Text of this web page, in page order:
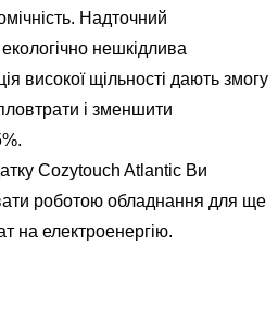
Надточний
нешкідлива
високої щільності дають змогу
і зменшити
Cozytouch Atlantic Ви
роботою обладнання для ще
на електроенергію.